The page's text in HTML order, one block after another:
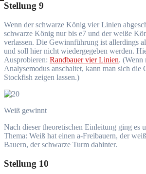
Stellung 9
Wenn der schwarze König vier Linien
schwarze König nur bis e7 und der weiße
verlassen. Die Gewinnführung ist allerdings
und soll hier nicht wiedergegeben werden.
Ausprobieren: Randbauer vier Linien. (Wenn
Analysemodus anschaltet, kann man sich die
Stockfish zeigen lassen.)
Weiß gewinnt
Nach dieser theoretischen Einleitung ging es
Thema: Weiß hat einen a-Freibauern, der
Bauern, der schwarze Turm dahinter.
Stellung 10